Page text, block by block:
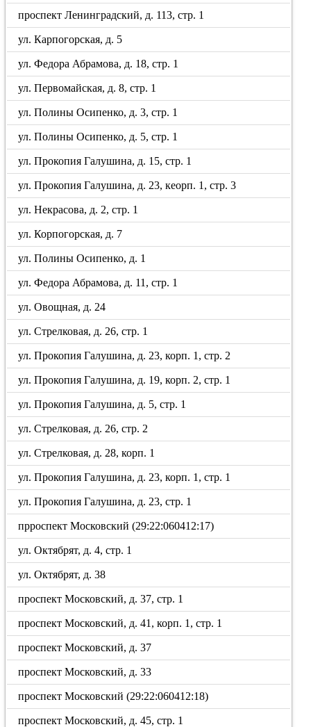
проспект Ленинградский, д. 113, стр. 1
ул. Карпогорская, д. 5
ул. Федора Абрамова, д. 18, стр. 1
ул. Первомайская, д. 8, стр. 1
ул. Полины Осипенко, д. 3, стр. 1
ул. Полины Осипенко, д. 5, стр. 1
ул. Прокопия Галушина, д. 15, стр. 1
ул. Прокопия Галушина, д. 23, кеорп. 1, стр. 3
ул. Некрасова, д. 2, стр. 1
ул. Корпогорская, д. 7
ул. Полины Осипенко, д. 1
ул. Федора Абрамова, д. 11, стр. 1
ул. Овощная, д. 24
ул. Стрелковая, д. 26, стр. 1
ул. Прокопия Галушина, д. 23, корп. 1, стр. 2
ул. Прокопия Галушина, д. 19, корп. 2, стр. 1
ул. Прокопия Галушина, д. 5, стр. 1
ул. Стрелковая, д. 26, стр. 2
ул. Стрелковая, д. 28, корп. 1
ул. Прокопия Галушина, д. 23, корп. 1, стр. 1
ул. Прокопия Галушина, д. 23, стр. 1
прроспект Московский (29:22:060412:17)
ул. Октябрят, д. 4, стр. 1
ул. Октябрят, д. 38
проспект Московский, д. 37, стр. 1
проспект Московский, д. 41, корп. 1, стр. 1
проспект Московский, д. 37
проспект Московский, д. 33
проспект Московский (29:22:060412:18)
проспект Московский, д. 45, стр. 1